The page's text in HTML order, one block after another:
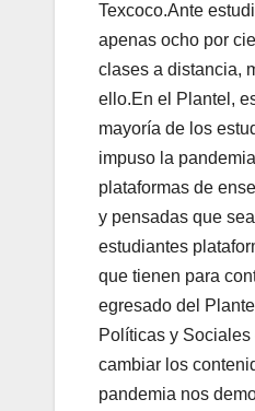
Texcoco.Ante
apenas ocho por
clases a distancia,
ello.En el Plantel,
mayoría de los
impuso la
plataformas de
y pensadas que
estudiantes
que tienen para
egresado del
Políticas y
cambiar los
pandemia nos